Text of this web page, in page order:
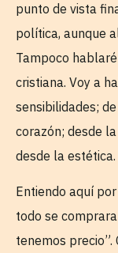
punto de vista
política, aunque
Tampoco
cristiana. Voy a
sensibilidades;
corazón; desde
desde la estética.
Entiendo aquí
todo se
tenemos precio”.